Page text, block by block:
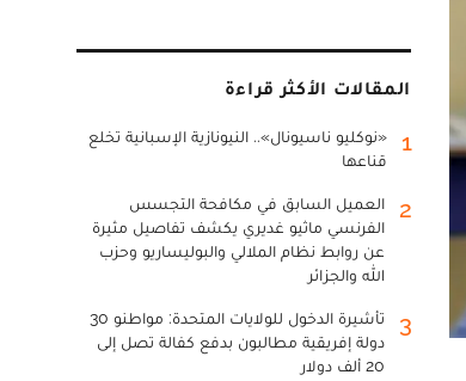
المقالات الأكثر قراءة
1
«نوكليو ناسيونال».. النيونازية الإسبانية تخلع
قناعها
2
العميل السابق في مكافحة التجسس
الفرنسي ماثيو غديري يكشف تفاصيل مثيرة
عن روابط نظام الملالي والبوليساريو وحزب
الله والجزائر
3
تأشيرة الدخول للولايات المتحدة: مواطنو 30
دولة إفريقية مطالبون بدفع كفالة تصل إلى
20 ألف دولار